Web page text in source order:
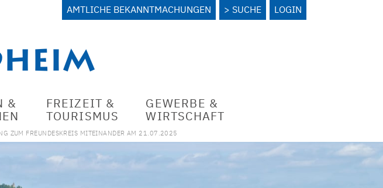
AMTLICHE BEKANNTMACHUNGEN SUCHE LOGIN
&
FREIZEIT &
TOURISMUS
GEWERBE &
WIRTSCHAFT
ZUM FREUNDESKREIS MITEINANDER AM 21.07.2025